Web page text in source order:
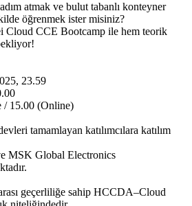
atmak ve bulut tabanlı konteyner
öğrenmek ister misiniz?
Cloud CCE Bootcamp ile hem teorik
23.59
/ 15.00 (Online)
tamamlayan katılımcılara katılım
MSK Global Electronics
geçerliliğe sahip HCCDA–Cloud